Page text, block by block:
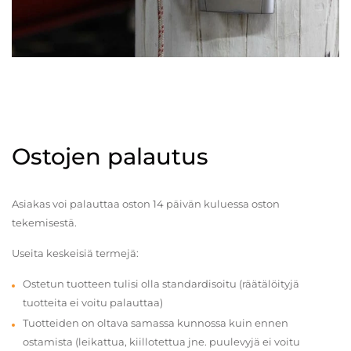
Ostojen palautus
Asiakas voi palauttaa oston 14 päivän kuluessa oston
tekemisestä.
Useita keskeisiä termejä:
Ostetun tuotteen tulisi olla standardisoitu (räätälöityjä
tuotteita ei voitu palauttaa)
Tuotteiden on oltava samassa kunnossa kuin ennen
ostamista (leikattua, kiillotettua jne. puulevyjä ei voitu